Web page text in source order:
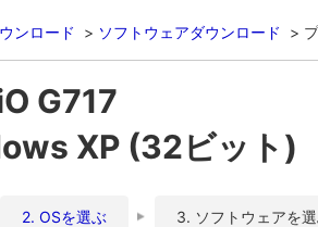
ンロード ソフトウェアダウンロード
G717
XP (32ビット)
2. OSを選ぶ 3. ソフトウェアを